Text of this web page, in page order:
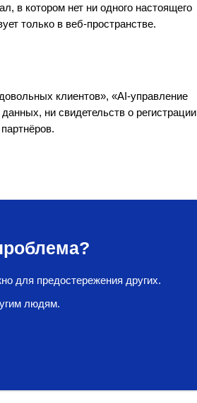
в котором нет ни одного настоящего
только в веб-пространстве.
клиентов», «AI-управление
ни свидетельств о регистрации
для предостережения других.
людям.